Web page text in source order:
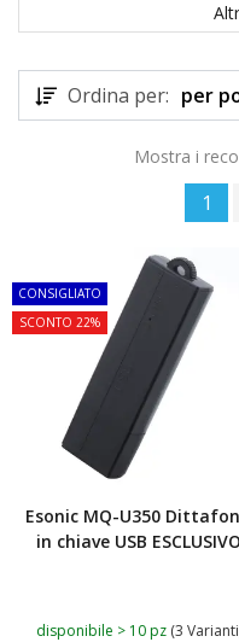
Ordina per: per
Mostra i
1
CONSIGLIATO
SCONTO 22%
Esonic MQ-U350
in chiave USB ESCLUSIVO
disponibile > 10 pz (3